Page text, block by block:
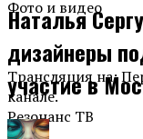
Фото и видео
Трансляция на:
канале.
Резонанс ТВ
Наталья
дизайнеры
участие в